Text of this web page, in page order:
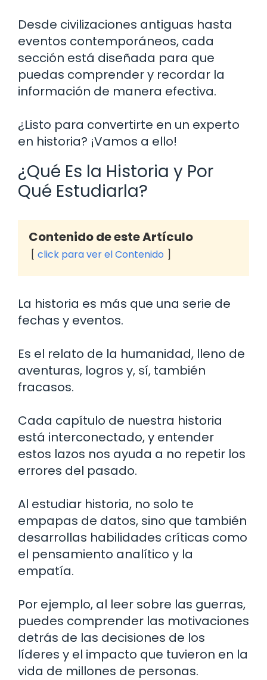
Desde civilizaciones antiguas hasta
eventos contemporáneos, cada
sección está diseñada para que
puedas comprender y recordar la
información de manera efectiva.
¿Listo para convertirte en un experto
en historia? ¡Vamos a ello!
¿Qué Es la Historia y Por
Qué Estudiarla?
Contenido de este Artículo
click para ver el Contenido
La historia es más que una serie de
fechas y eventos.
Es el relato de la humanidad, lleno de
aventuras, logros y, sí, también
fracasos.
Cada capítulo de nuestra historia
está interconectado, y entender
estos lazos nos ayuda a no repetir los
errores del pasado.
Al estudiar historia, no solo te
empapas de datos, sino que también
desarrollas habilidades críticas como
el pensamiento analítico y la
empatía.
Por ejemplo, al leer sobre las guerras,
puedes comprender las motivaciones
detrás de las decisiones de los
líderes y el impacto que tuvieron en la
vida de millones de personas.